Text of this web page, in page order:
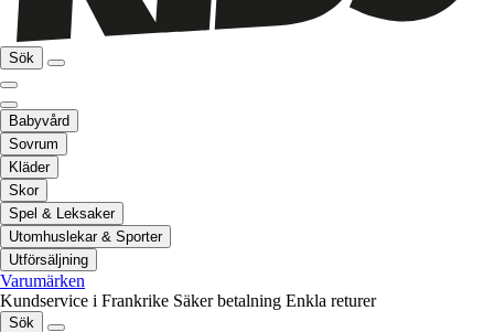
Sök
Babyvård
Sovrum
Kläder
Skor
Spel & Leksaker
Utomhuslekar & Sporter
Utförsäljning
Varumärken
Kundservice i Frankrike Säker betalning Enkla returer
Sök